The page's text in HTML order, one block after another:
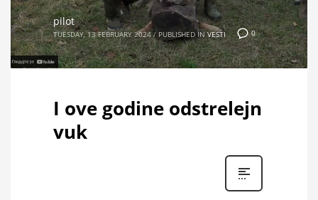
0
pilot
TUESDAY, 13 FEBRUARY 2024 / PUBLISHED IN VESTI
I ove godine odstrelejn
vuk